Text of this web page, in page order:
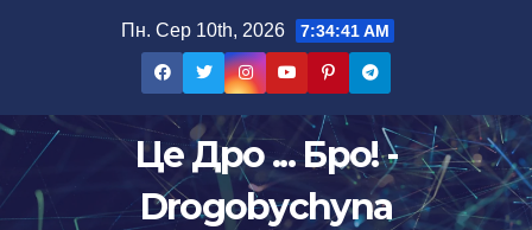
Пн. Сер 10th, 2026 7:34:42 AM
Це Дро ... Бро! -
Drogobychyna